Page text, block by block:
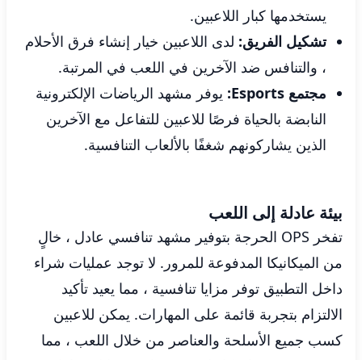
يستخدمها كبار اللاعبين.
تشكيل الفريق: لدى اللاعبين خيار إنشاء فرق الأحلام
، والتنافس ضد الآخرين في اللعب في المرتبة.
مجتمع Esports:
يوفر مشهد الرياضات الإلكترونية
النابضة بالحياة فرصًا للاعبين للتفاعل مع الآخرين
الذين يشاركونهم شغفًا بالألعاب التنافسية.
بيئة عادلة إلى اللعب
تفخر OPS الحرجة بتوفير مشهد تنافسي عادل ، خالٍ
من الميكانيكا المدفوعة للمرور. لا توجد عمليات شراء
داخل التطبيق توفر مزايا تنافسية ، مما يعيد تأكيد
الالتزام بتجربة قائمة على المهارات. يمكن للاعبين
كسب جميع الأسلحة والعناصر من خلال اللعب ، مما